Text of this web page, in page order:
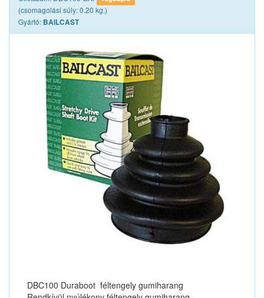
(csomagolási súly: 0.20 kg.)
Gyártó: BAILCAST
DBC100 Duraboot féltengely gumiharang